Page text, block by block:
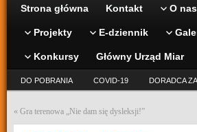
Strona główna Kontakt O nas
Projekty E-dziennik
Konkursy Główny Urząd Miar
DO POBRANIA COVID-19 DORADCA
« Gra terenowa „Nie dam się dysleksji!”